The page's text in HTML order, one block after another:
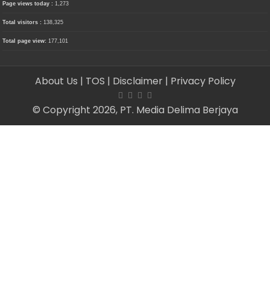
Page views today :1,273
Total visitors :138,325
Total page view:177,101
About Us | TOS | Disclaimer | Privacy Policy
© Copyright 2026, PT. Media Delima Berjaya